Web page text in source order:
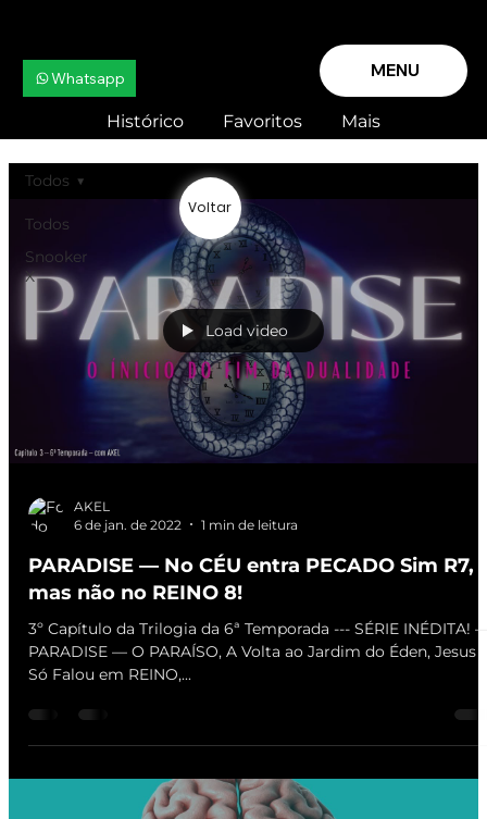
MENU
Whatsapp
Histórico Favoritos Mais
Todos
Snooker
X
Todos
Load video
AKEL
6 de jan. de 2022
1 min de leitura
PARADISE — No CÉU entra PECADO Sim R7,
mas não no REINO 8!
3º Capítulo da Trilogia da 6ª Temporada --- SÉRIE INÉDITA!
PARADISE — O PARAÍSO, A Volta ao Jardim do Éden, Jesus
Só Falou em REINO,...
Voltar